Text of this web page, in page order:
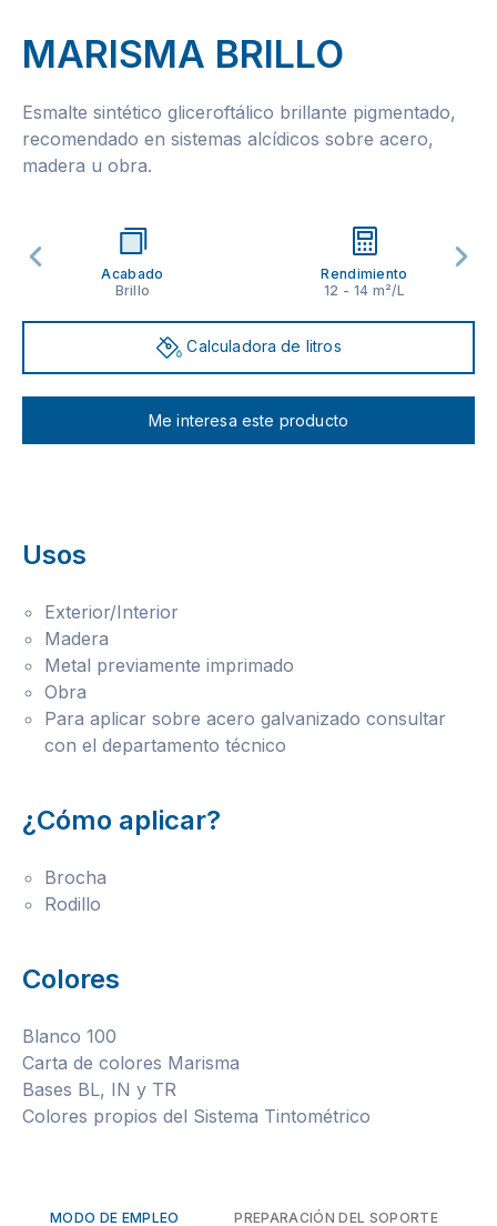
MARISMA BRILLO
Esmalte sintético gliceroftálico brillante pigmentado,
recomendado en sistemas alcídicos sobre acero,
madera u obra.
Acabado
Brillo
Rendimiento
12 - 14 m²/L
Calculadora de litros
Me interesa este producto
Usos
Exterior/Interior
Madera
Metal previamente imprimado
Obra
Para aplicar sobre acero galvanizado consultar
con el departamento técnico
¿Cómo aplicar?
Brocha
Rodillo
Colores
Blanco 100
Carta de colores Marisma
Bases BL, IN y TR
Colores propios del Sistema Tintométrico
MODO DE EMPLEO PREPARACIÓN DEL SOPORTE